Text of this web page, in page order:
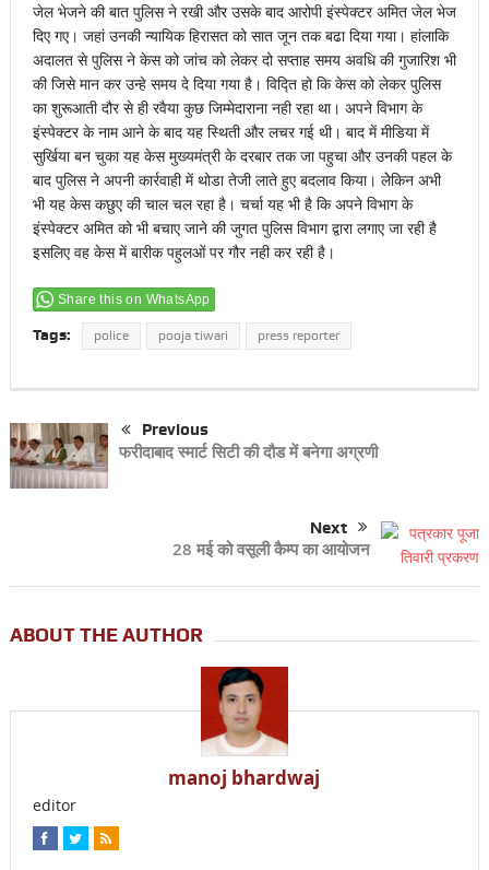
जेल भेजने की बात पुलिस ने रखी और उसके बाद आरोपी इंस्पेक्टर अमित जेल भेज
दिए गए। जहां उनकी न्यायिक हिरासत को सात जून तक बढा दिया गया। हांलाकि
अदालत से पुलिस ने केस को जांच को लेकर दो सप्ताह समय अवधि की गुजारिश भी
की जिसे मान कर उन्हे समय दे दिया गया है। विद्ति हो कि केस को लेकर पुलिस
का शुरूआती दौर से ही रवैया कुछ जिम्मेदाराना नही रहा था। अपने विभाग के
इंस्पेक्टर के नाम आने के बाद यह स्थिती और लचर गई थी। बाद में मीडिया में
सुर्खिया बन चुका यह केस मुख्यमंत्री के दरबार तक जा पहुचा और उनकी पहल के
बाद पुलिस ने अपनी कार्रवाही में थोडा तेजी लाते हुए बदलाव किया। लेेकिन अभी
भी यह केस कछुए की चाल चल रहा है। चर्चा यह भी है कि अपने विभाग के
इंस्पेक्टर अमित को भी बचाए जाने की जुगत पुलिस विभाग द्वारा लगाए जा रही है
इसलिए वह केस में बारीक पहुलओं पर गौर नही कर रही है।
Share this on WhatsApp
Tags: police pooja tiwari press reporter
Previous
फरीदाबाद स्मार्ट सिटी की दौड में बनेगा अग्रणी
Next
28 मई को वसूली कैम्प का आयोजन
ABOUT THE AUTHOR
manoj bhardwaj
editor